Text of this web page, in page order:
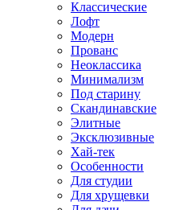
Классические
Лофт
Модерн
Прованс
Неоклассика
Минимализм
Под старину
Скандинавские
Элитные
Эксклюзивные
Хай-тек
Особенности
Для студии
Для хрущевки